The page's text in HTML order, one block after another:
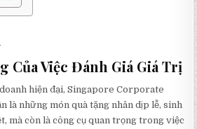
Của Việc Đánh Giá Giá Trị
hiện đại, Singapore Corporate
là những món quà tặng nhân dịp lễ, sinh
mà còn là công cụ quan trọng trong việc